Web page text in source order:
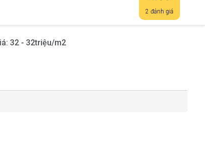
2 đánh giá
32 - 32triệu/m2